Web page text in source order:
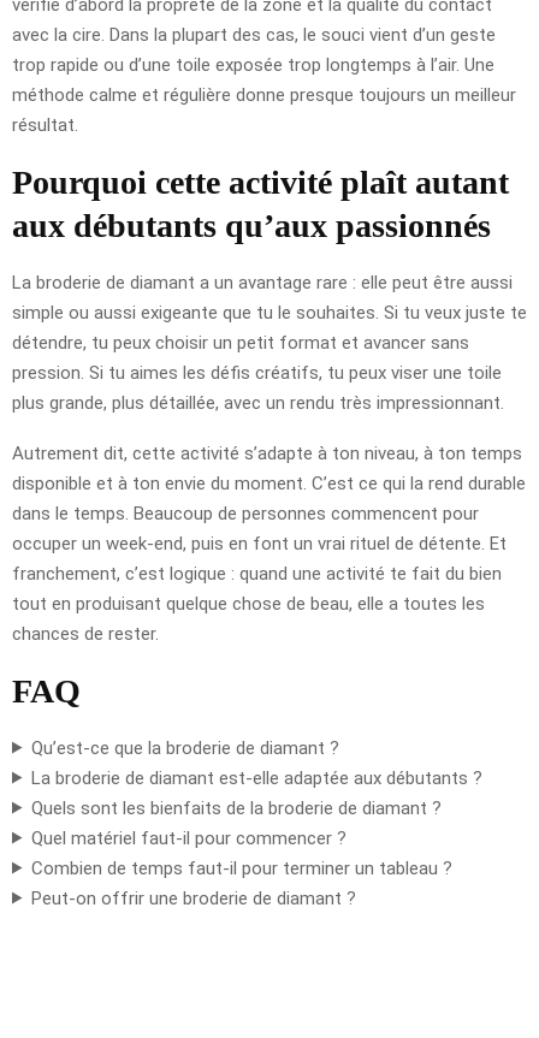
avec la cire. Dans la plupart des cas, le souci vient d’un geste
trop rapide ou d’une toile exposée trop longtemps à l’air. Une
méthode calme et régulière donne presque toujours un meilleur
résultat.
Pourquoi cette activité plaît autant
aux débutants qu’aux passionnés
La broderie de diamant a un avantage rare : elle peut être aussi
simple ou aussi exigeante que tu le souhaites. Si tu veux juste te
détendre, tu peux choisir un petit format et avancer sans
pression. Si tu aimes les défis créatifs, tu peux viser une toile
plus grande, plus détaillée, avec un rendu très impressionnant.
Autrement dit, cette activité s’adapte à ton niveau, à ton temps
disponible et à ton envie du moment. C’est ce qui la rend durable
dans le temps. Beaucoup de personnes commencent pour
occuper un week-end, puis en font un vrai rituel de détente. Et
franchement, c’est logique : quand une activité te fait du bien
tout en produisant quelque chose de beau, elle a toutes les
chances de rester.
FAQ
Qu’est-ce que la broderie de diamant ?
La broderie de diamant est-elle adaptée aux débutants ?
Quels sont les bienfaits de la broderie de diamant ?
Quel matériel faut-il pour commencer ?
Combien de temps faut-il pour terminer un tableau ?
Peut-on offrir une broderie de diamant ?